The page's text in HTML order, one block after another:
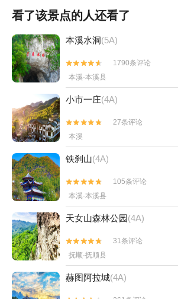
看了该景点的人还看了
本溪水洞(5A)


1790条评论
本溪·本溪县
小市一庄(4A)


27条评论
本溪
铁刹山(4A)


105条评论
本溪·本溪县
天女山森林公园(4A)


31条评论
抚顺·抚顺县
赫图阿拉城(4A)